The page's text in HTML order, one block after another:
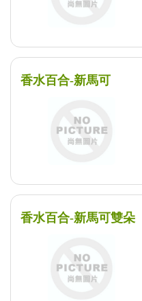
香水百合-新馬可
香水百合-新馬可雙朵